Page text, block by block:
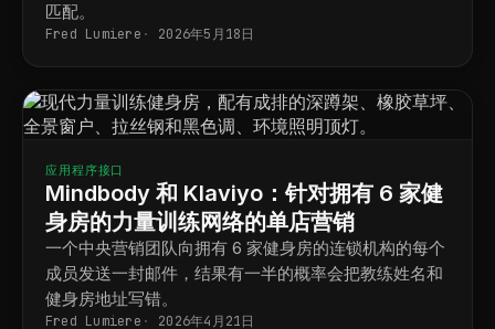
匹配。
Fred Lumiere 2026年5月18日
应用程序接口
Mindbody 和 Klaviyo：针对拥有 6 家健
身房的力量训练网络的单店营销
一个中央营销团队向拥有 6 家健身房的连锁机构的每个
成员发送一封邮件，结果有一半的概率会把教练姓名和
健身房地址写错。
Fred Lumiere 2026年4月21日